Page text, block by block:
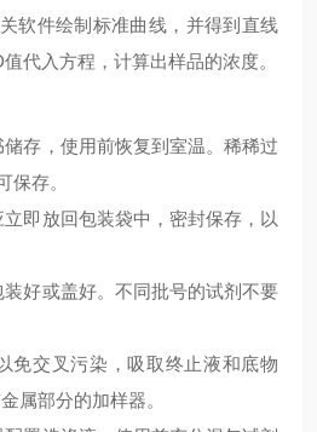
软件绘制标准曲线，并得到直线
值代入方程，计算出样品的浓度。
存，使用前恢复到室温。稀稀过
保存。
即放回包装袋中，密封保存，以
好或盖好。不同批号的试剂不要
免交叉污染，吸取终止液和底物
属部分的加样器。